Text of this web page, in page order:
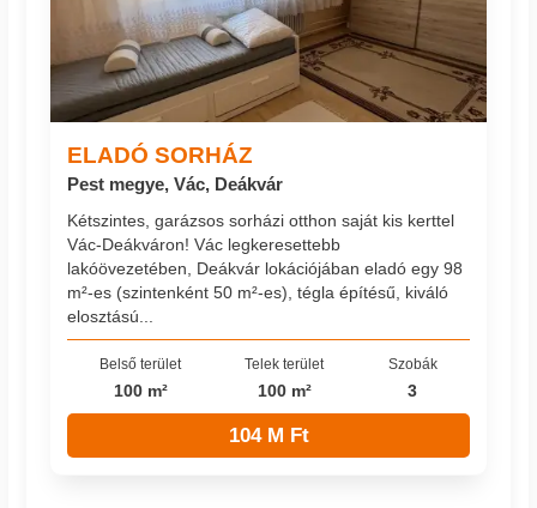
ELADÓ SORHÁZ
Pest megye, Vác, Deákvár
Kétszintes, garázsos sorházi otthon saját kis kerttel
Vác-Deákváron! Vác legkeresettebb
lakóövezetében, Deákvár lokációjában eladó egy 98
m²-es (szintenként 50 m²-es), tégla építésű, kiváló
elosztású...
Belső terület
100 m²
Telek terület
100 m²
Szobák
3
104 M Ft